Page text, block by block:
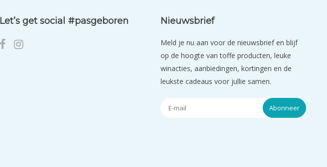
Let’s get social #pasgeboren Nieuwsbrief
Meld je nu aan voor de nieuwsbrief en blijf
op de hoogte van toffe producten, leuke
winacties, aanbiedingen, kortingen en de
leukste cadeaus voor jullie samen.
Abonneer